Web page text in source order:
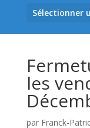
Sélectionner
les
par Franck-